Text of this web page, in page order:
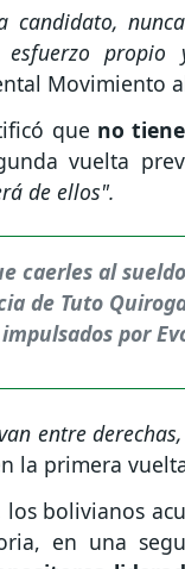
candidato,
esfuerzo propio
Movimiento
que no
vuelta
de ellos".
entre
la primera
los bolivianos
en una